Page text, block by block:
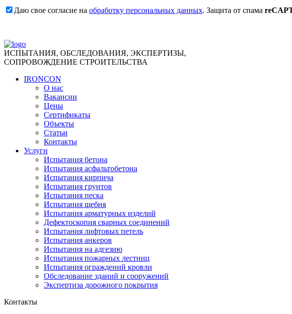
Даю свое согласие на обработку персональных данных. Защита от спама
ИСПЫТАНИЯ, ОБСЛЕДОВАНИЯ, ЭКСПЕРТИЗЫ,
СОПРОВОЖДЕНИЕ СТРОИТЕЛЬСТВА
IRONCON
О нас
Вакансии
Цены
Сертификаты
Объекты
Статьи
Контакты
Услуги
Испытания бетона
Испытания асфальтобетона
Испытания кирпича
Испытания грунтов
Испытания песка
Испытания щебня
Испытания арматурных изделий
Дефектоскопия сварных соединений
Испытания лифтовых петель
Испытания анкеров
Испытания на адгезию
Испытания пожарных лестниц
Испытания ограждений кровли
Обследование зданий и сооружений
Экспертиза дорожного покрытия
Контакты